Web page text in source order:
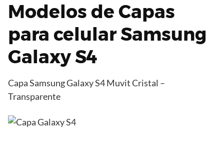
Modelos de Capas
para celular Samsung
Galaxy S4
Capa Samsung Galaxy S4 Muvit Cristal –
Transparente